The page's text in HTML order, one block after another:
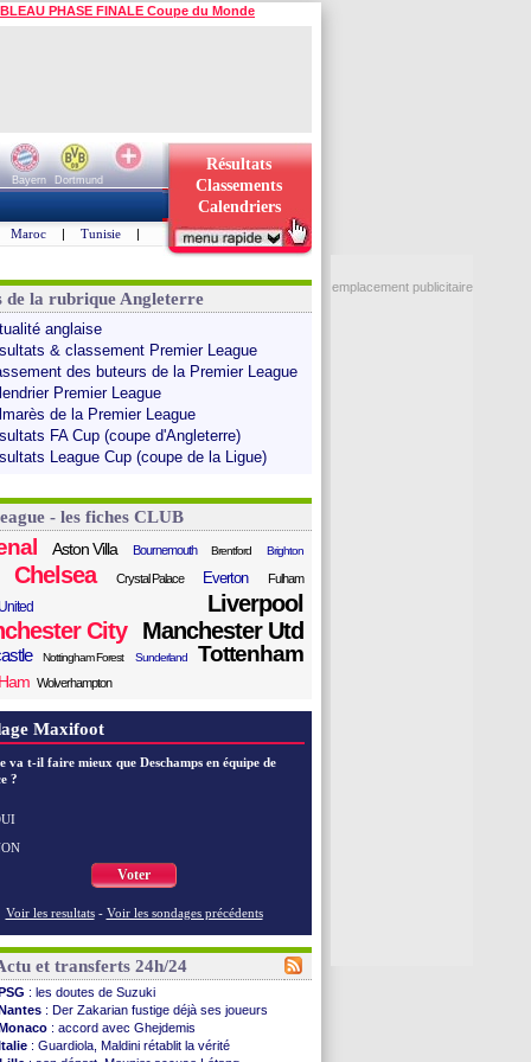
PHASE FINALE Coupe du Monde
Bayern
Dortmund
Résultats
Classements
Calendriers
Maroc | Tunisie |
de la rubrique Angleterre
anglaise
& classement Premier League
des buteurs de la Premier League
Premier League
de la Premier League
FA Cup (coupe d'Angleterre)
League Cup (coupe de la Ligue)
- les fiches CLUB
Aston Villa Bournemouth Brentford Brighton
Chelsea Crystal Palace Everton Fulham
Liverpool
City
Manchester Utd
Nottingham Forest Sunderland Tottenham
Wolverhampton
Maxifoot
va t-il faire mieux que Deschamps en équipe de
?
Voter
Voir les resultats - Voir les sondages précédents
et transferts 24h/24
: les doutes de Suzuki
: Der Zakarian fustige déjà ses joueurs
: accord avec Ghejdemis
: Guardiola, Maldini rétablit la vérité
emplacement publicitaire